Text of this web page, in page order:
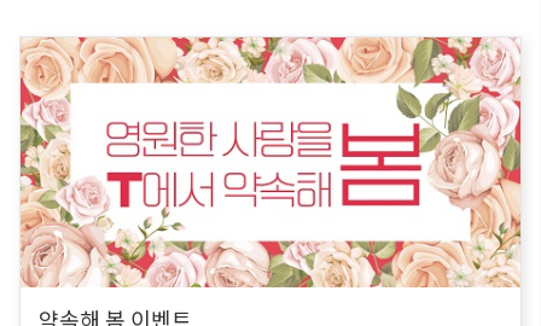
약속해 봄 이벤트